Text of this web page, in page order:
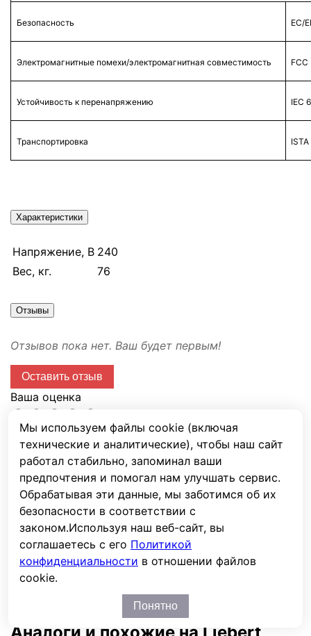
Мы используем файлы cookie (включая
технические и аналитические), чтобы наш сайт
работал стабильно, запоминал ваши
предпочтения и помогал нам улучшать сервис.
Обрабатывая эти данные, мы заботимся об их
безопасности в соответствии с
законом.Используя наш веб-сайт, вы
соглашаетесь с его Политикой
конфиденциальности в отношении файлов
cookie.
Понятно
Безопасность EC/
Электромагнитные помехи/электромагнитная совместимость FCC
Устойчивость к перенапряжению IEC
Транспортировка
Характеристики
Напряжение, В 240
Вес, кг.
76
Отзывы
Отзывов пока нет. Ваш будет первым!
Оставить отзыв
Ваша оценка
Имя
E-mail
Сообщение
Капча
Отправить
Перед публикацией отзывы проходят модерацию